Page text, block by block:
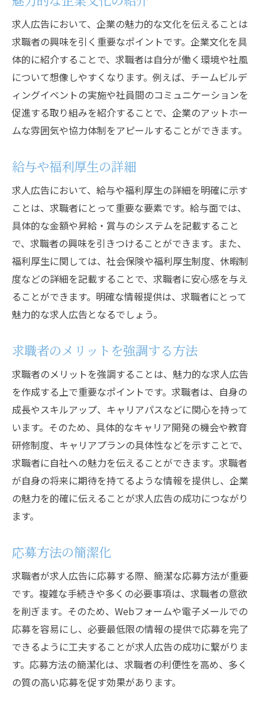
求人広告において、企業の魅力的な文化を伝えることは
求職者の興味を引く重要なポイントです。企業文化を具
体的に紹介することで、求職者は自分が働く環境や社風
について想像しやすくなります。例えば、チームビルデ
ィングイベントの実施や社員間のコミュニケーションを
促進する取り組みを紹介することで、企業のアットホー
ムな雰囲気や協力体制をアピールすることができます。
給与や福利厚生の詳細
求人広告において、給与や福利厚生の詳細を明確に示す
ことは、求職者にとって重要な要素です。給与面では、
具体的な金額や昇給・賞与のシステムを記載すること
で、求職者の興味を引きつけることができます。また、
福利厚生に関しては、社会保険や福利厚生制度、休暇制
度などの詳細を記載することで、求職者に安心感を与え
ることができます。明確な情報提供は、求職者にとって
魅力的な求人広告となるでしょう。
求職者のメリットを強調する方法
求職者のメリットを強調することは、魅力的な求人広告
を作成する上で重要なポイントです。求職者は、自身の
成長やスキルアップ、キャリアパスなどに関心を持って
います。そのため、具体的なキャリア開発の機会や教育
研修制度、キャリアプランの具体性などを示すことで、
求職者に自社への魅力を伝えることができます。求職者
が自身の将来に期待を持てるような情報を提供し、企業
の魅力を的確に伝えることが求人広告の成功につながり
ます。
応募方法の簡潔化
求職者が求人広告に応募する際、簡潔な応募方法が重要
です。複雑な手続きや多くの必要事項は、求職者の意欲
を削ぎます。そのため、Webフォームや電子メールでの
応募を容易にし、必要最低限の情報の提供で応募を完了
できるように工夫することが求人広告の成功に繋がりま
す。応募方法の簡潔化は、求職者の利便性を高め、多く
の質の高い応募を促す効果があります。